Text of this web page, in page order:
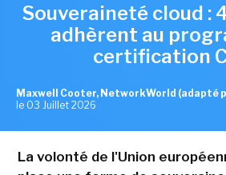
Souveraineté cloud :
adhèrent au
certification
Maxwell Cooter, NetworkWorld (adapté
le 03 Juillet 2026
La volonté de l'Union